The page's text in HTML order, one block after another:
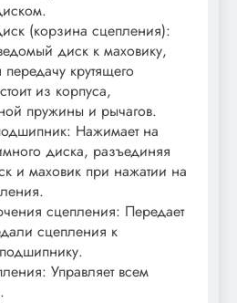
(корзина сцепления):
диск к маховику,
крутящего
из корпуса,
пружины и рычагов.
Нажимает на
диска, разъединяя
и маховик при нажатии на
сцепления: Передает
сцепления к
Управляет всем